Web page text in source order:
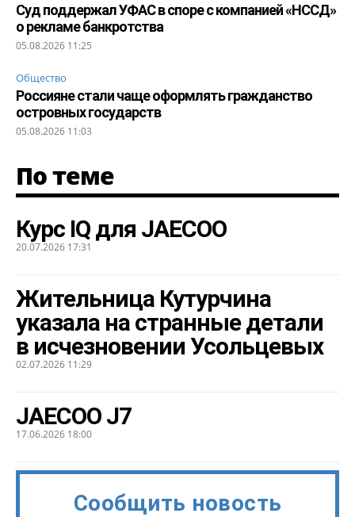
Суд поддержал УФАС в споре с компанией «НССД»
о рекламе банкротства
05.08.2026 11:25
Общество
Россияне стали чаще оформлять гражданство
островных государств
05.08.2026 11:03
По теме
Курс IQ для JAECOO
20.07.2026 17:31
Жительница Кутурчина
указала на странные детали
в исчезновении Усольцевых
02.07.2026 11:29
JAECOO J7
17.06.2026 18:00
Сообщить новость